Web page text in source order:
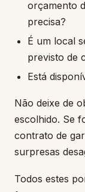
orçamento
precisa?
É um local
previsto de
Está
Não deixe de
escolhido. Se
contrato de
surpresas
Todos estes